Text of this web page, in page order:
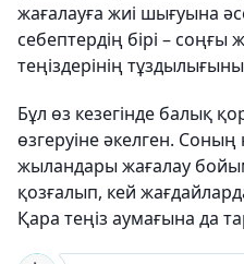
жағалауға жиі шығуына
себептердің бірі –
теңіздерінің
Бұл өз кезегінде балық
өзгеруіне әкелген. Соның
жыландары жағалау
қозғалып, кей
Қара теңіз аумағына да